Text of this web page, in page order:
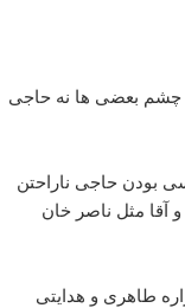
چشم بعضی ها نه حاجی
بودن حاجی ناراحتن
آقا مثل ناصر خان
طاهری و هدایتی